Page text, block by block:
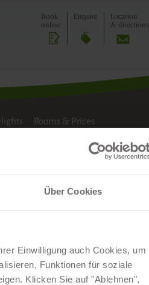
Über Cookies
Einwilligung auch Cookies, um
Funktionen für soziale
Klicken Sie auf "Ablehnen",
Book
online
Enquire
Location
& directions
Rooms & Prices
FAMILY